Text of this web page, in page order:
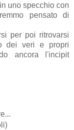
uno specchio con
pensato di
per poi ritrovarsi
dei veri e propri
ancora l'incipit